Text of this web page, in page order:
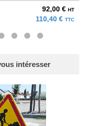
92,00 € HT
110,40 € TTC
intéresser